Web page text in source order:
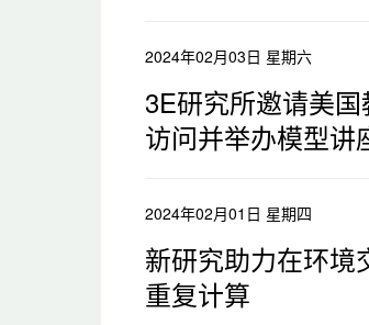
2024年02月03日 星期六
3E研究所邀请美
访问并举办模型讲
2024年02月01日 星期四
新研究助力在环境
重复计算